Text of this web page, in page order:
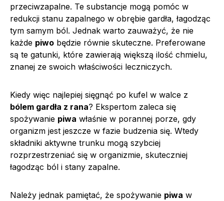
przeciwzapalne. Te substancje mogą pomóc w
redukcji stanu zapalnego w obrębie gardła, łagodząc
tym samym ból. Jednak warto zauważyć, że nie
każde piwo będzie równie skuteczne. Preferowane
są te gatunki, które zawierają większą ilość chmielu,
znanej ze swoich właściwości leczniczych.
Kiedy więc najlepiej sięgnąć po kufel w walce z
bólem gardła z rana? Ekspertom zaleca się
spożywanie piwa właśnie w porannej porze, gdy
organizm jest jeszcze w fazie budzenia się. Wtedy
składniki aktywne trunku mogą szybciej
rozprzestrzeniać się w organizmie, skuteczniej
łagodząc ból i stany zapalne.
Należy jednak pamiętać, że spożywanie piwa w